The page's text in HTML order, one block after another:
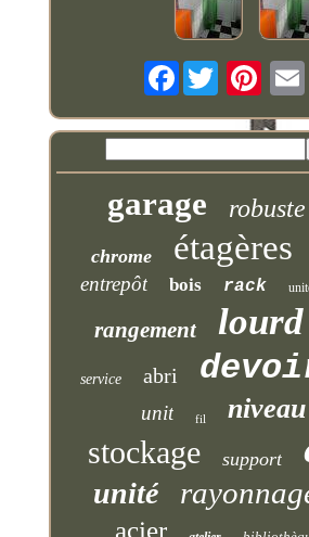
Facebook
garage robuste
chrome étagères
entrepôt bois rack
rangement lourd
service abri
unit fil niveau
stockage support
unité
acier